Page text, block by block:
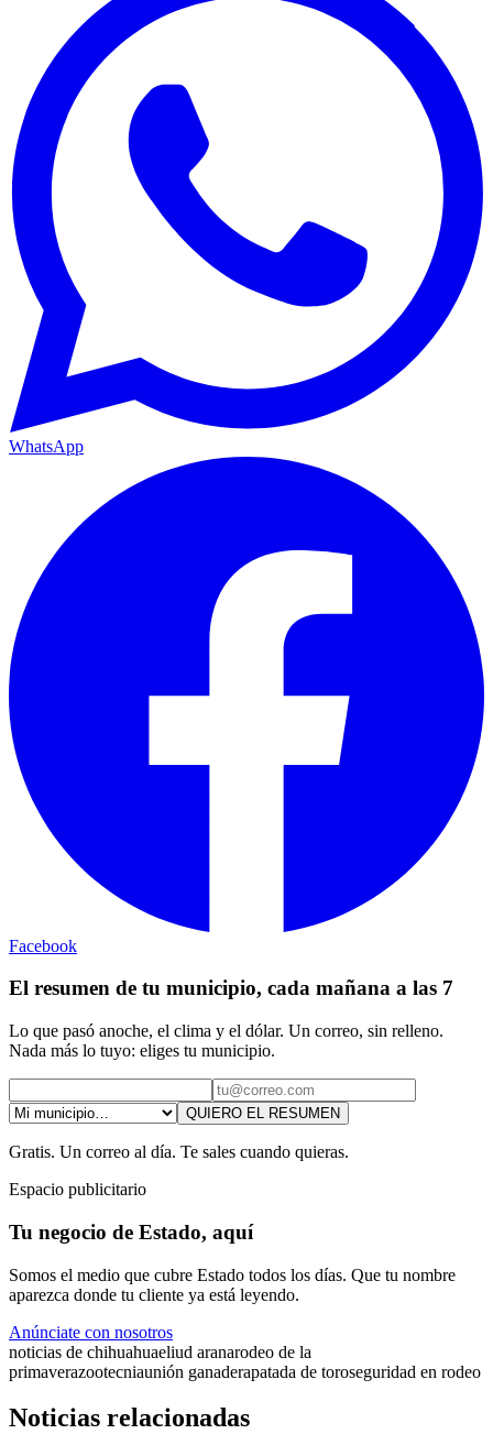
WhatsApp
Facebook
El resumen de tu municipio, cada mañana a las 7
Lo que pasó anoche, el clima y el dólar. Un correo, sin relleno.
Nada más lo tuyo: eliges tu municipio.
QUIERO EL RESUMEN
Gratis. Un correo al día. Te sales cuando quieras.
Espacio publicitario
Tu negocio de Estado, aquí
Somos el medio que cubre Estado todos los días. Que tu nombre
aparezca donde tu cliente ya está leyendo.
Anúnciate con nosotros
noticias de chihuahuaeliud aranarodeo de la
primaverazootecniaunión ganaderapatada de toroseguridad en rodeo
Noticias relacionadas